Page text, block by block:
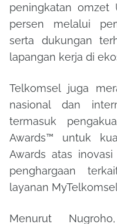
peningkatan omzet
persen melalui
serta dukungan
lapangan kerja di
Telkomsel juga
nasional dan
termasuk
Awards™ untuk
Awards atas
penghargaan
layanan
Menurut